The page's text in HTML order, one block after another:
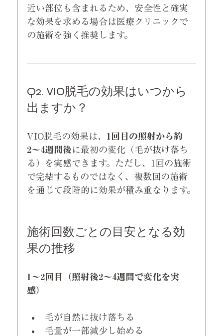
近い部位も含まれるため、安全性と確実
な効果を求める場合は医療クリニックで
の施術を強く推奨します。
Q2. VIO脱毛の効果はいつから
出ますか？
VIO脱毛の効果は、 1回目の照射から約
2〜4週間後 に最初の変化（毛が抜け落ち
る）を実感できます。ただし、1回の施術
で完結するものではなく、複数回の施術
を通じて段階的に効果が積み重なります。
施術回数ごとの目安となる効
果の推移
1〜2回目（照射後2〜4週間で変化を実
感）
毛が自然に抜け落ちる
毛量が一部減少し始める